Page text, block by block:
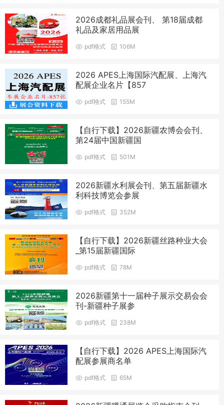
2026成都礼品展会刊、 第18届成都
礼品及家居用品展
pdf格式 106M
2026 APES上海国际汽配展、上海汽
配展企业名片【857
pdf格式 155M
【自行下载】2026新疆农博会会刊、
第24届中国新疆国
pdf格式 501M
2026新疆水利展会刊、第五届新疆水
利科技博览会参展
pdf格式 352M
【自行下载】2026新疆丝路种业大会
_第15届新疆国际
pdf格式 78M
2026新疆第十一届种子展示交易会会
刊-新疆种子展参
pdf格式 238M
【自行下载】2026 APES上海国际汽
配展参展商名单
pdf格式 65M